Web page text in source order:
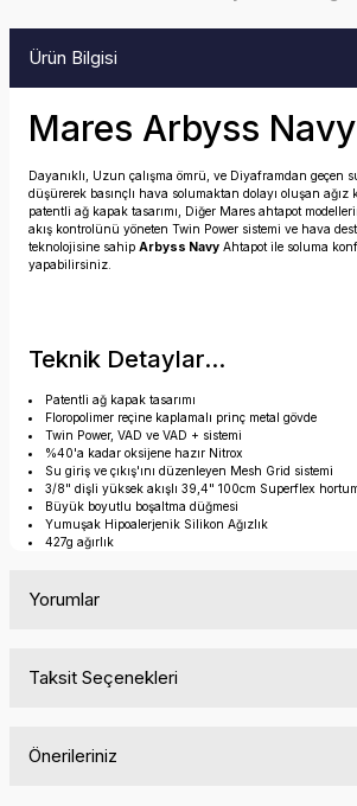
Ürün Bilgisi
Mares Arbyss
Dayanıklı, Uzun çalışma ömrü, ve Diyaframdan geçen
düşürerek basınçlı hava solumaktan dolayı oluşan
patentli ağ kapak tasarımı, Diğer Mares ahtapot
akış kontrolünü yöneten Twin Power sistemi ve hava
teknolojisine sahip Arbyss Navy Ahtapot ile soluma
yapabilirsiniz.
Teknik Detaylar...
Patentli ağ kapak tasarımı
Floropolimer reçine kaplamalı prinç metal gövde
Twin Power, VAD ve VAD + sistemi
%40'a kadar oksijene hazır Nitrox
Su giriş ve çıkış'ını düzenleyen Mesh Grid sistemi
3/8" dişli yüksek akışlı 39,4" 100cm Superflex
Büyük boyutlu boşaltma düğmesi
Yumuşak Hipoalerjenik Silikon Ağızlık
427g ağırlık
Yorumlar
Taksit Seçenekleri
Önerileriniz